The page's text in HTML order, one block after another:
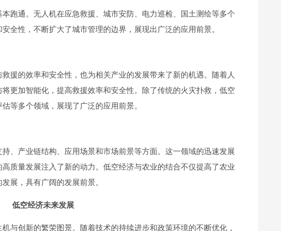
跑通。无人机在应急救援、城市安防、电力巡检、国土测绘等多个
全性，不断扩大了城市管理的边界，展现出广泛的应用前景。
援的效率和安全性，也为相关产业的发展带来了新的机遇。随着人
更加智能化，提高救援效率和安全性。除了传统的火灾扑救，低空
等多个领域，展现了广泛的应用前景。
、产业链结构、应用场景和市场前景等方面。这一领域的迅速发展
质量发展注入了新的动力。低空经济与农业的结合不仅提高了农业
展，具有广阔的发展前景。
低空经济未来发展
与创新的繁荣图景。随着技术的持续进步和政策环境的不断优化，